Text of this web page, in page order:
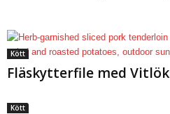
Kött
Fläskytterfile med
Kött